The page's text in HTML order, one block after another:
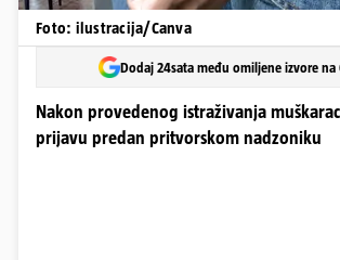
Foto: ilustracija/Canva
Dodaj 24sata među omiljene izvore na
Nakon provedenog istraživanja
prijavu predan pritvorskom nadzoniku